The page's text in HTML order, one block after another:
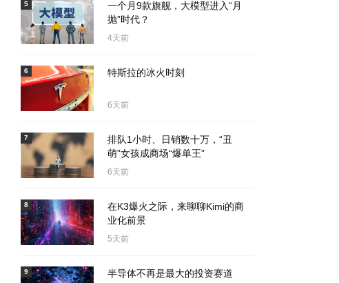
一个月9款旗舰，大模型进入“月
抛”时代？
4天前
5
特斯拉的冰火时刻
6天前
6
排队1小时、日销数十万，“丑
萌”女孩成商场“爆单王”
6天前
7
在K3爆火之际，来聊聊Kimi的商
业化前景
5天前
8
半导体不再是最大的投资赛道
9